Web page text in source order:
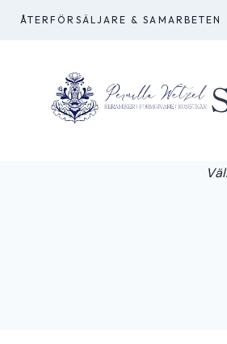
Skip
ÅTERFÖRSÄLJARE & SAMARBETEN